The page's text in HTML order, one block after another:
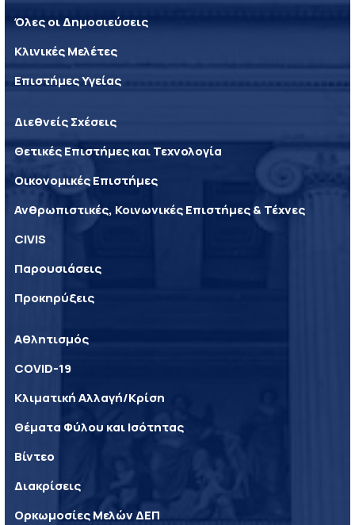
Όλες οι Δημοσιεύσεις
Κλινικές Μελέτες
Επιστήμες Υγείας
Διεθνείς Σχέσεις
Θετικές Επιστήμες και Τεχνολογία
Οικονομικές Επιστήμες
Ανθρωπιστικές, Κοινωνικές Επιστήμες & Τέχνες
CIVIS
Παρουσιάσεις
Προκηρύξεις
Αθλητισμός
COVID-19
Κλιματική Αλλαγή/Κρίση
Θέματα Φύλου και Ισότητας
Βίντεο
Διακρίσεις
Ορκωμοσίες Μελών ΔΕΠ